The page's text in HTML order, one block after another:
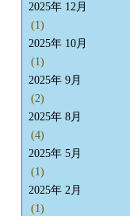
2025年 12月
(1)
2025年 10月
(1)
2025年 9月
(2)
2025年 8月
(4)
2025年 5月
(1)
2025年 2月
(1)